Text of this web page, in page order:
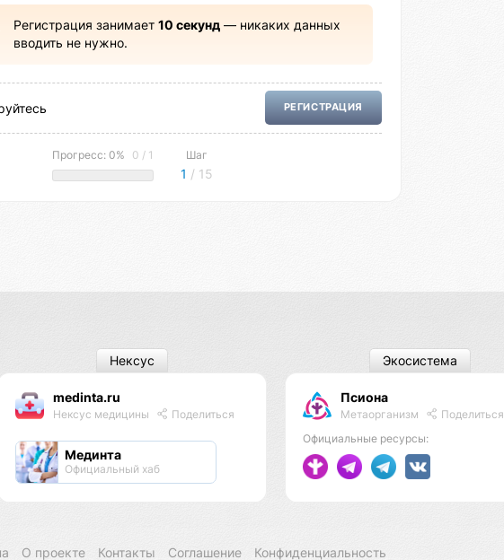
Регистрация занимает 10 секунд— никаких данных
вводить не нужно.
РЕГИСТРАЦИЯ
Прогресс: 0% 0 / 1 Шаг
1 / 15
medinta.ru
Нексус медицины Поделиться
Мединта
Официальный хаб
Нексус
Псиона
Метаорганизм
Поделиться
Официальные ресурсы:
Экосистема
О проекте Контакты Соглашение Конфиденциальность